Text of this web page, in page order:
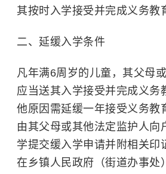
其按时入学接受并完成义务教
二、延缓入学条件
凡年满6周岁的儿童，其父母
应当送其入学接受并完成义务
他原因需延缓一年接受义务教
由其父母或其他法定监护人向
学提交缓入学申请并附相关印
在乡镇人民政府（街道办事处